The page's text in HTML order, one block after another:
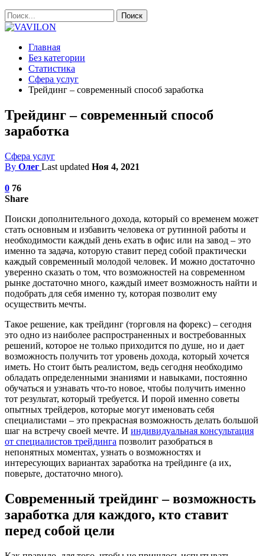
Главная
Без категории
Статистика
Сфера услуг
Трейдинг – современный способ заработка
Трейдинг – современный способ
заработка
Сфера услуг
By Олег Last updated Ноя 4, 2021
0 76
Share
Поиски дополнительного дохода, который со временем может
стать основным и избавить человека от рутинной работы и
необходимости каждый день ехать в офис или на завод – это
именно та задача, которую ставит перед собой практически
каждый современный молодой человек. И можно достаточно
уверенно сказать о том, что возможностей на современном
рынке достаточно много, каждый имеет возможность найти и
подобрать для себя именно ту, которая позволит ему
осуществить мечты.
Такое решение, как трейдинг (торговля на форекс) – сегодня
это одно из наиболее распространенных и востребованных
решений, которое не только приходится по душе, но и дает
возможность получить тот уровень дохода, который хочется
иметь. Но стоит быть реалистом, ведь сегодня необходимо
обладать определенными знаниями и навыками, постоянно
обучаться и узнавать что-то новое, чтобы получить именно
тот результат, который требуется. И порой именно советы
опытных трейдеров, которые могут именовать себя
специалистами – это прекрасная возможность делать большой
шаг на встречу своей мечте. И индивидуальная консультация
от специалистов трейдинга позволит разобраться в
непонятных моментах, узнать о возможностях и
интересующих вариантах заработка на трейдинге (а их,
поверьте, достаточно много).
Современный трейдинг – возможность
заработка для каждого, кто ставит
перед собой цели